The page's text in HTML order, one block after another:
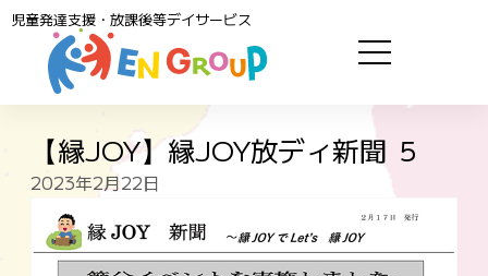
児童発達支援・放課後等デイサービス
【縁JOY】縁JOY放ディ新聞 ５
2023年2月22日